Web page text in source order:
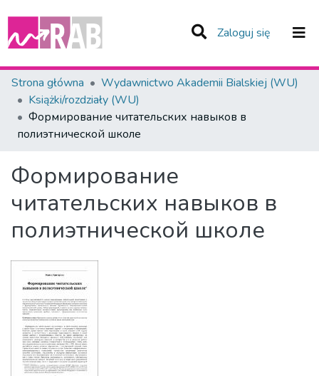
Zaloguj się (current)
Zespoły i Kolekcje
Statystyka
Całe Repozytorium
Strona główna
Wydawnictwo Akademii Bialskiej (WU)
Książki/rozdziały (WU)
Формирование читательских навыков в
полиэтнической школе
Формирование
читательских навыков в
полиэтнической школе